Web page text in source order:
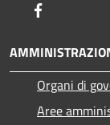
Organi di
Aree